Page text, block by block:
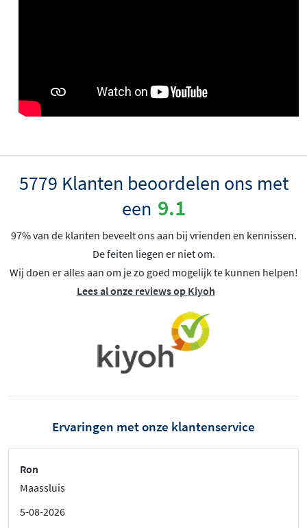
5779 Klanten beoordelen ons met
een 9.1
97% van de klanten beveelt ons aan bij vrienden en kennissen.
De feiten liegen er niet om.
Wij doen er alles aan om je zo goed mogelijk te kunnen helpen!
Lees al onze reviews op Kiyoh
Ervaringen met onze klantenservice
Ron
Maassluis
5-08-2026